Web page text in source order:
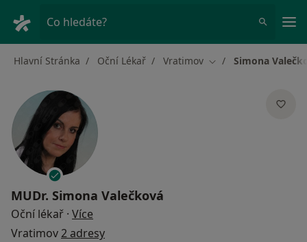
Co hledáte?
Hlavní Stránka Oční Lékař Vratimov Změna města
Simona
MUDr. Simona Valečková
Oční lékař · Více
Vratimov2 adresy